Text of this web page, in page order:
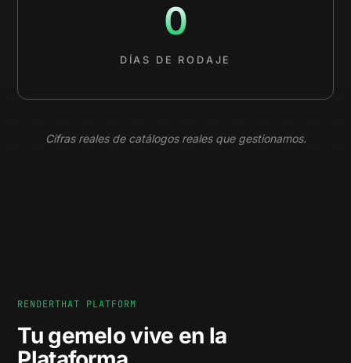
0
DÍAS DE RODAJE
Cifras reales de catálogos reales que gestionamos.
RENDERTHAT PLATFORM
Tu gemelo vive en la